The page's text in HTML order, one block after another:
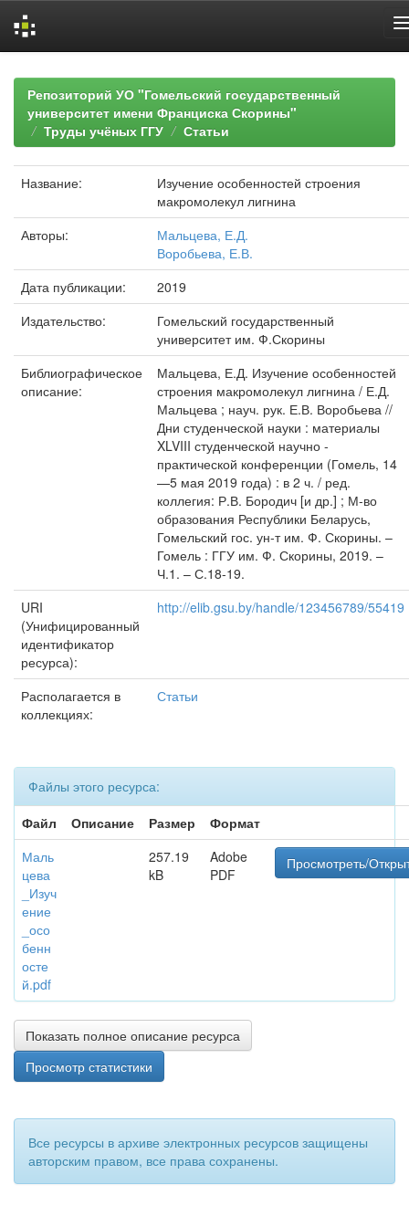
navigationРепозиторий УО "Гомельский государственный
университет имени Франциска Скорины"
Труды учёных ГГУ
Статьи
Название:
Изучение особенностей строения
макромолекул лигнина
Авторы:
Мальцева, Е.Д.
Воробьева, Е.В.
Дата публикации:
2019
Издательство:
Гомельский государственный
университет им. Ф.Скорины
Библиографическое
описание:
Мальцева, Е.Д. Изучение особенностей
строения макромолекул лигнина / Е.Д.
Мальцева ; науч. рук. Е.В. Воробьева //
Дни студенческой науки : материалы
XLVIII студенческой научно -
практической конференции (Гомель, 14
—5 мая 2019 года) : в 2 ч. / ред.
коллегия: Р.В. Бородич [и др.] ; М-во
образования Республики Беларусь,
Гомельский гос. ун-т им. Ф. Скорины. –
Гомель : ГГУ им. Ф. Скорины, 2019. –
Ч.1. – С.18-19.
URI
(Унифицированный
идентификатор
ресурса):
http://elib.gsu.by/handle/123456789/55419
Располагается в
коллекциях:
Статьи
Файлы этого ресурса:
Файл
Описание Размер
Формат
Маль
цева
_Изуч
ение
_осо
бенн
осте
й.pdf
257.19
kB
Adobe
PDF
Просмотреть/
Показать полное описание ресурса
Просмотр статистики
Все ресурсы в архиве электронных ресурсов защищены
авторским правом, все права сохранены.